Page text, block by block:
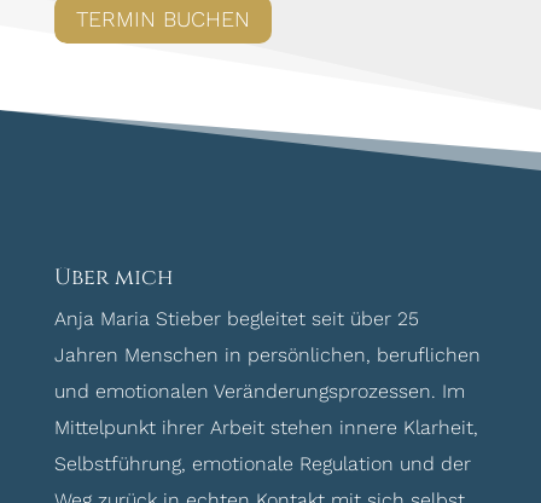
TERMIN BUCHEN
Über mich
Anja Maria Stieber begleitet seit über 25
Jahren Menschen in persönlichen, beruflichen
und emotionalen Veränderungsprozessen. Im
Mittelpunkt ihrer Arbeit stehen innere Klarheit,
Selbstführung, emotionale Regulation und der